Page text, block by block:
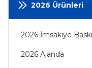
2026 Ürünleri
2026 İmsakiye Baskı
2026 Ajanda